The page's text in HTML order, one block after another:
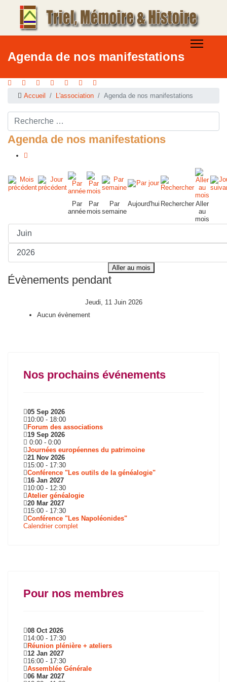
Agenda de nos manifestations
Accueil L'association Agenda de nos manifestations
Rechercher ...
Agenda de nos manifestations
Par
année
Par
mois
Par
semaine
Aujourd'hui Rechercher Aller
au
mois
Aller au mois
Évènements pendant
Jeudi, 11 Juin 2026
Aucun évènement
Nos prochains événements
05 Sep 2026
10:00 - 18:00
Forum des associations
19 Sep 2026
0:00 - 0:00
Journées européennes du patrimoine
21 Nov 2026
15:00 - 17:30
Conférence "Les outils de la généalogie"
16 Jan 2027
10:00 - 12:30
Atelier généalogie
20 Mar 2027
15:00 - 17:30
Conférence "Les Napoléonides"
Calendrier complet
Pour nos membres
08 Oct 2026
14:00 - 17:30
Réunion plénière + ateliers
12 Jan 2027
16:00 - 17:30
Assemblée Générale
06 Mar 2027